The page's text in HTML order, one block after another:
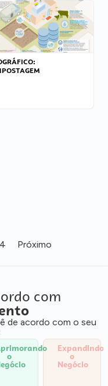
4 Próximo
com
de acordo com o seu
o
Expandindo
o
Negócio